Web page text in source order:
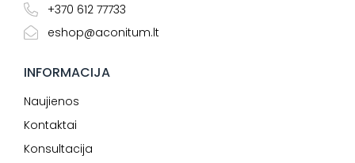
+370 612 77733
eshop@aconitum.lt
INFORMACIJA
Naujienos
Kontaktai
Konsultacija